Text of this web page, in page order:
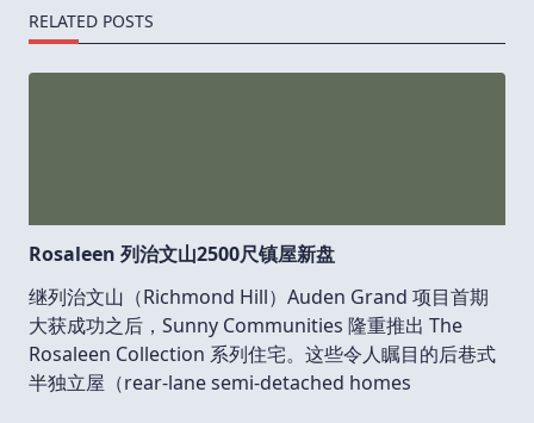
RELATED POSTS
Rosaleen 列治文山2500尺镇屋新盘
继列治文山（Richmond Hill）Auden Grand 项目首期
大获成功之后，Sunny Communities 隆重推出 The
Rosaleen Collection 系列住宅。这些令人瞩目的后巷式
半独立屋（rear-lane semi-detached homes